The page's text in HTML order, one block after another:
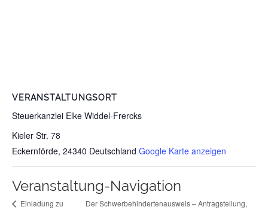
VERANSTALTUNGSORT
Steuerkanzlei Elke Widdel-Frercks
Kieler Str. 78
Eckernförde, 24340 Deutschland Google Karte anzeigen
Veranstaltung-Navigation
Einladung zu
Der Schwerbehindertenausweis – Antragstellung,